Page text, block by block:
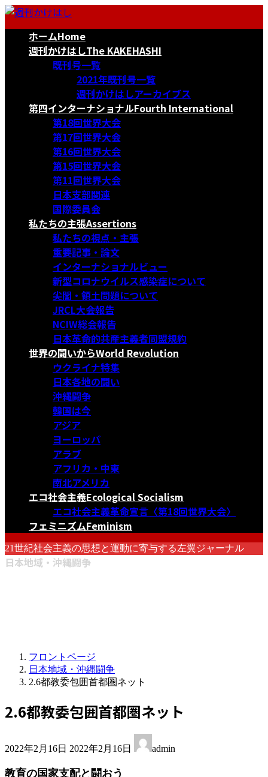
コ
ナ
ホームHome
週刊かけはしThe KAKEHASHI
既刊号一覧
2021年既刊号一覧
週刊かけはしアーカイブス
第四インターナショナルFourth International
第18回世界大会
第17回世界大会
第16回世界大会
第15回世界大会
第11回世界大会
日本支部関連
国際委員会
私たちの主張Assertions
私たちの視点・主張
重要記事・論文
インターナショナルビュー
新型コロナウイルス感染症について
尖閣・領土問題について
JRCL大会報告
NCIW総会報告
日本革命的共産主義者同盟規約
世界の闘いからWorld Revolution
ウクライナ特集
日本各地の闘い
沖縄闘争
韓国は今
アジア
ヨーロッパ
アラブ
アフリカ・中東
南北アメリカ
エコ社会主義Ecological Socialism
エコ社会主義革命宣言〈第18回世界大会〉
フェミニズムFeminism
21世紀社会主義の思想と運動に寄与する左翼ジャーナル
日本地域・沖縄闘争
フロントページ
日本地域・沖縄闘争
2.6都教委包囲首都圏ネット
2.6都教委包囲首都圏ネット
2022年2月16日 終
2022年2月16日 admin
教育の国家支配と闘おう